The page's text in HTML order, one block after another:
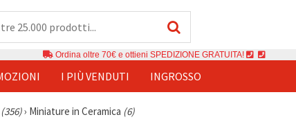
Ordina oltre 70€ e ottieni SPEDIZIONE GRATUITA!
I PIÙ VENDUTI INGROSSO
(356)› Miniature in Ceramica (6)